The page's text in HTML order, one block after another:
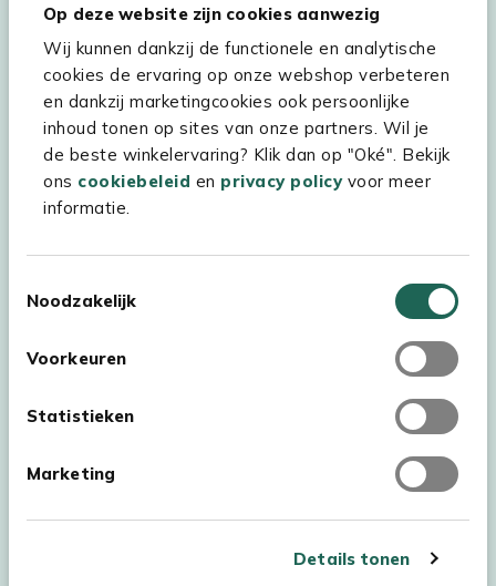
Op deze website zijn cookies aanwezig
Wij kunnen dankzij de functionele en analytische
cookies de ervaring op onze webshop verbeteren
en dankzij marketingcookies ook persoonlijke
inhoud tonen op sites van onze partners. Wil je
de beste winkelervaring? Klik dan op "Oké". Bekijk
ons cookiebeleid en privacy policyvoor meer
informatie.
Noodzakelijk
Voorkeuren
Statistieken
Marketing
Details tonen
Hulp & service
Assortiment
Kees Smit Tuinmeubelen
Experience Stores XXL